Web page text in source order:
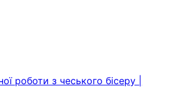
роботи з чеського бісеру |